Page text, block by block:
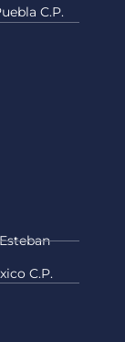
C.P.
C.P.